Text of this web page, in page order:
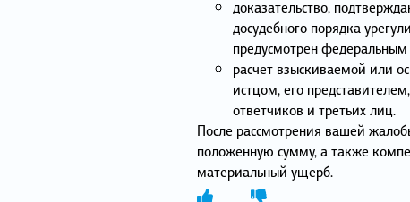
доказательство,
досудебного порядка
предусмотрен
расчет взыскиваемой или
истцом, его
ответчиков и третьих лиц.
После рассмотрения вашей
положенную сумму, а также
материальный ущерб.